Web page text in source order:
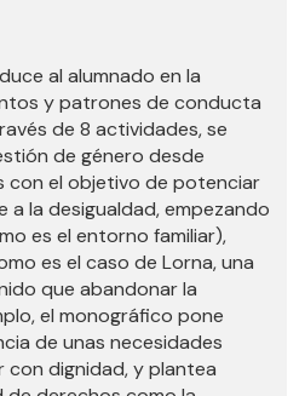
al alumnado en la
y patrones de conducta
de 8 actividades, se
de género desde
con el objetivo de potenciar
la desigualdad, empezando
es el entorno familiar),
es el caso de Lorna, una
que abandonar la
el monográfico pone
de unas necesidades
con dignidad, y plantea